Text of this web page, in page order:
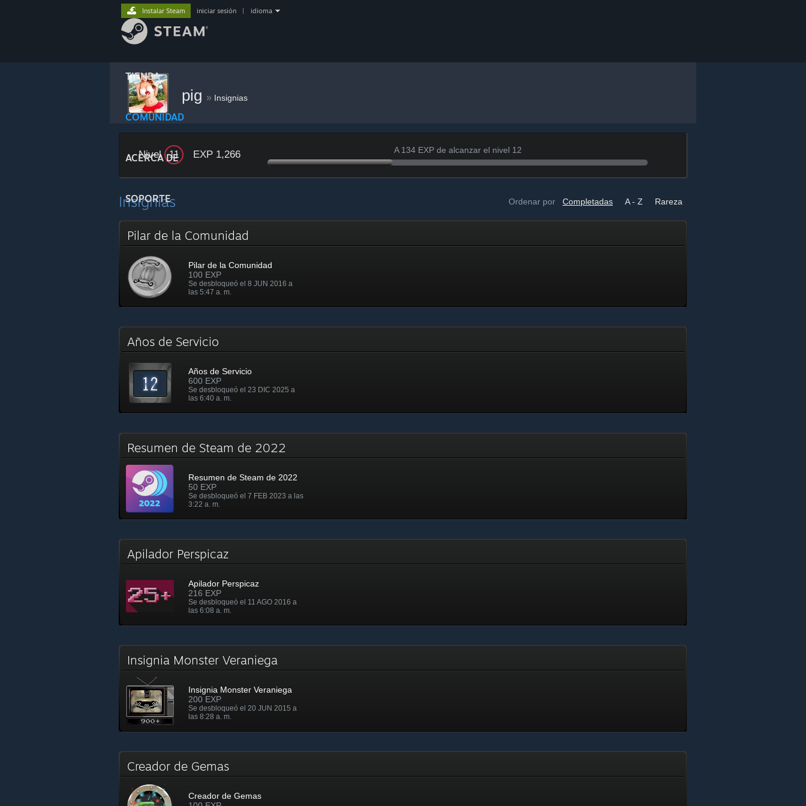
TIENDA
COMUNIDAD
ACERCA DE
SOPORTE
Instalar Steam iniciar sesión idioma
pig » Insignias
Nivel 11 EXP 1,266 A 134 EXP de alcanzar el nivel 12
Ordenar por Completadas A - Z Rareza
Insignias
Pilar de la Comunidad
Pilar de la Comunidad
100 EXP
Se desbloqueó el 8 JUN 2016 a
las 5:47 a. m.
Años de Servicio
Años de Servicio
600 EXP
Se desbloqueó el 23 DIC 2025 a
las 6:40 a. m.
Resumen de Steam de 2022
Resumen de Steam de 2022
50 EXP
Se desbloqueó el 7 FEB 2023 a las
3:22 a. m.
Apilador Perspicaz
Apilador Perspicaz
216 EXP
Se desbloqueó el 11 AGO 2016 a
las 6:08 a. m.
Insignia Monster Veraniega
Insignia Monster Veraniega
200 EXP
Se desbloqueó el 20 JUN 2015 a
las 8:28 a. m.
Creador de Gemas
Creador de Gemas